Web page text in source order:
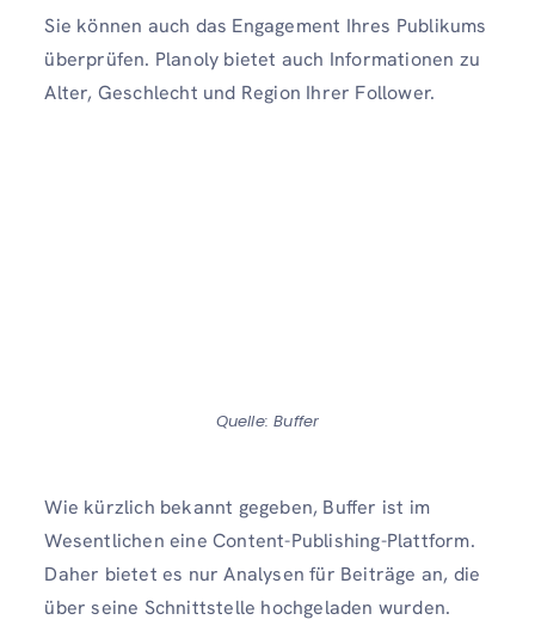
Sie können auch das Engagement Ihres Publikums
überprüfen. Planoly bietet auch Informationen zu
Alter, Geschlecht und Region Ihrer Follower.
Quelle: Buffer
Wie kürzlich bekannt gegeben, Buffer ist im
Wesentlichen eine Content-Publishing-Plattform.
Daher bietet es nur Analysen für Beiträge an, die
über seine Schnittstelle hochgeladen wurden.